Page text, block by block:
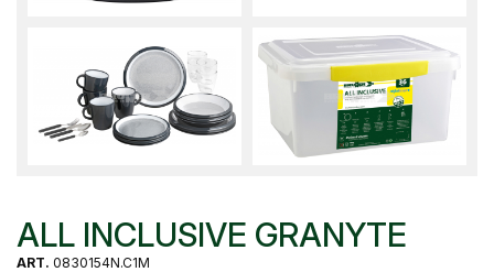
ALL INCLUSIVE GRANYTE
ART. 0830154N.C1M